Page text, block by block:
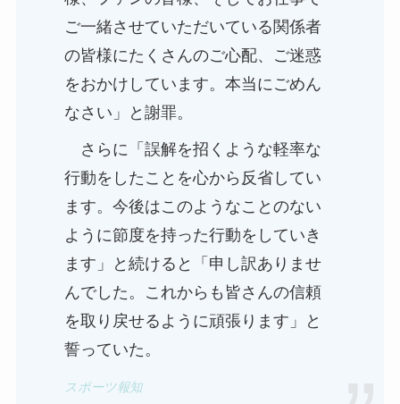
ご一緒させていただいている関係者
の皆様にたくさんのご心配、ご迷惑
をおかけしています。本当にごめん
なさい」と謝罪。
さらに「誤解を招くような軽率な
行動をしたことを心から反省してい
ます。今後はこのようなことのない
ように節度を持った行動をしていき
ます」と続けると「申し訳ありませ
んでした。これからも皆さんの信頼
を取り戻せるように頑張ります」と
誓っていた。
スポーツ報知